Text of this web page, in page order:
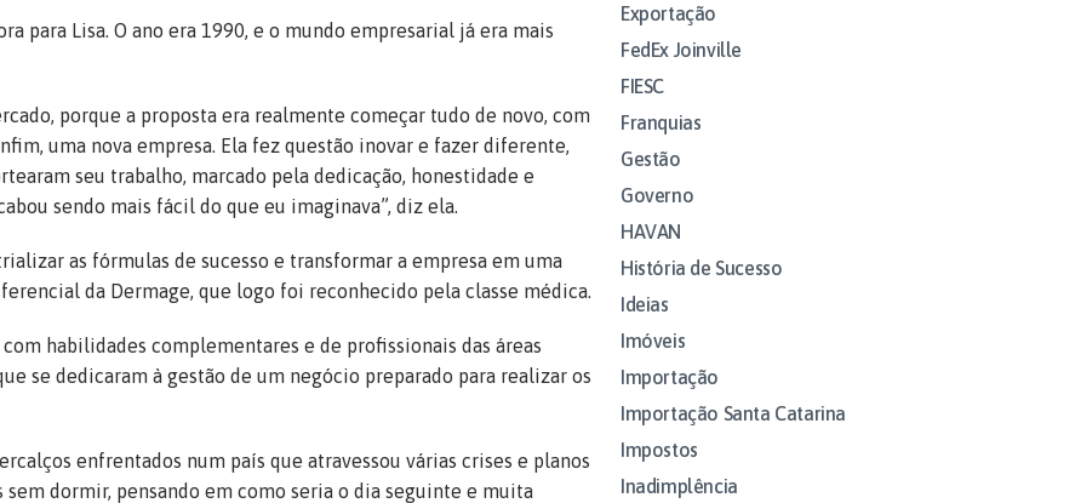
para Lisa. O ano era 1990, e o mundo empresarial já era mais
porque a proposta era realmente começar tudo de novo, com
uma nova empresa. Ela fez questão inovar e fazer diferente,
seu trabalho, marcado pela dedicação, honestidade e
sendo mais fácil do que eu imaginava”, diz ela.
as fórmulas de sucesso e transformar a empresa em uma
da Dermage, que logo foi reconhecido pela classe médica.
habilidades complementares e de profissionais das áreas
se dedicaram à gestão de um negócio preparado para realizar os
enfrentados num país que atravessou várias crises e planos
dormir, pensando em como seria o dia seguinte e muita
Exportação
FedEx Joinville
FIESC
Franquias
Gestão
Governo
HAVAN
História de Sucesso
Ideias
Imóveis
Importação
Importação Santa Catarina
Impostos
Inadimplência